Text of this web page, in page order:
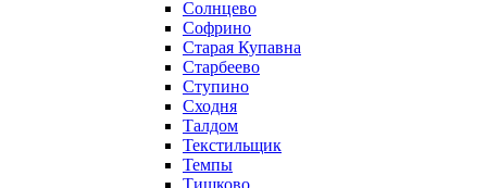
Солнцево
Софрино
Старая Купавна
Старбеево
Ступино
Сходня
Талдом
Текстильщик
Темпы
Тишково